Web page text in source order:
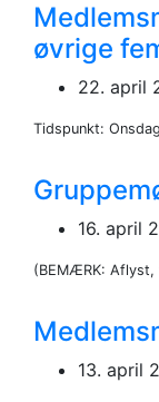
øvrige
22. april
Tidspunkt:
16. april
(BEMÆRK:
13. april